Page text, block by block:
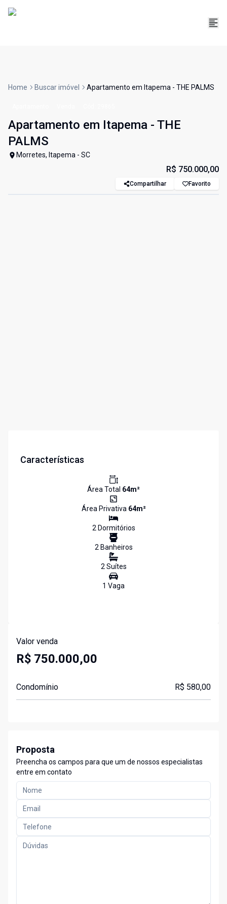
Home Buscar imóvel Apartamento em Itapema - THE PALMS
Apartamento em Itapema - THE
PALMS
Morretes, Itapema - SC
R$ 750.000,00
Compartilhar Favorito
Características
Área Total 64m²
Área Privativa 64m²
2Dormitórios
2Banheiros
2Suítes
1 Vaga
Valor venda
R$ 750.000,00
Condomínio R$ 580,00
Proposta
Preencha os campos para que um de nossos especialistas
entre em contato